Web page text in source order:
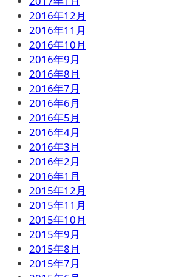
2016年12月
2016年11月
2016年10月
2016年9月
2016年8月
2016年7月
2016年6月
2016年5月
2016年4月
2016年3月
2016年2月
2016年1月
2015年12月
2015年11月
2015年10月
2015年9月
2015年8月
2015年7月